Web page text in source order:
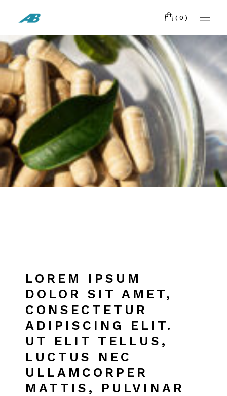
(0)
H-OVI
LOREM IPSUM
DOLOR SIT AMET,
CONSECTETUR
ADIPISCING ELIT.
UT ELIT TELLUS,
LUCTUS NEC
ULLAMCORPER
MATTIS, PULVINAR
234 911
CONTACTO